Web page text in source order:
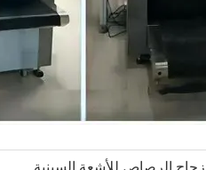
زجاج الرصاص للأشعة السينية